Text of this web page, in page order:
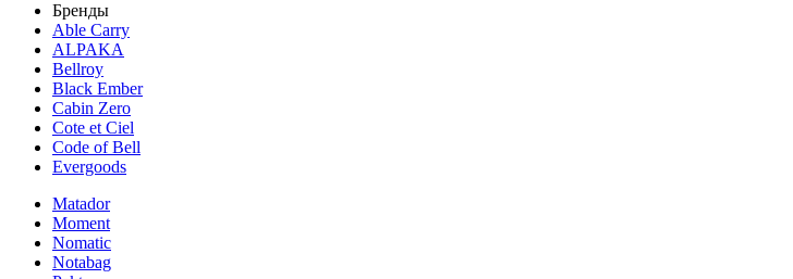
Бренды
Able Carry
ALPAKA
Bellroy
Black Ember
Cabin Zero
Cote et Ciel
Code of Bell
Evergoods
Matador
Moment
Nomatic
Notabag